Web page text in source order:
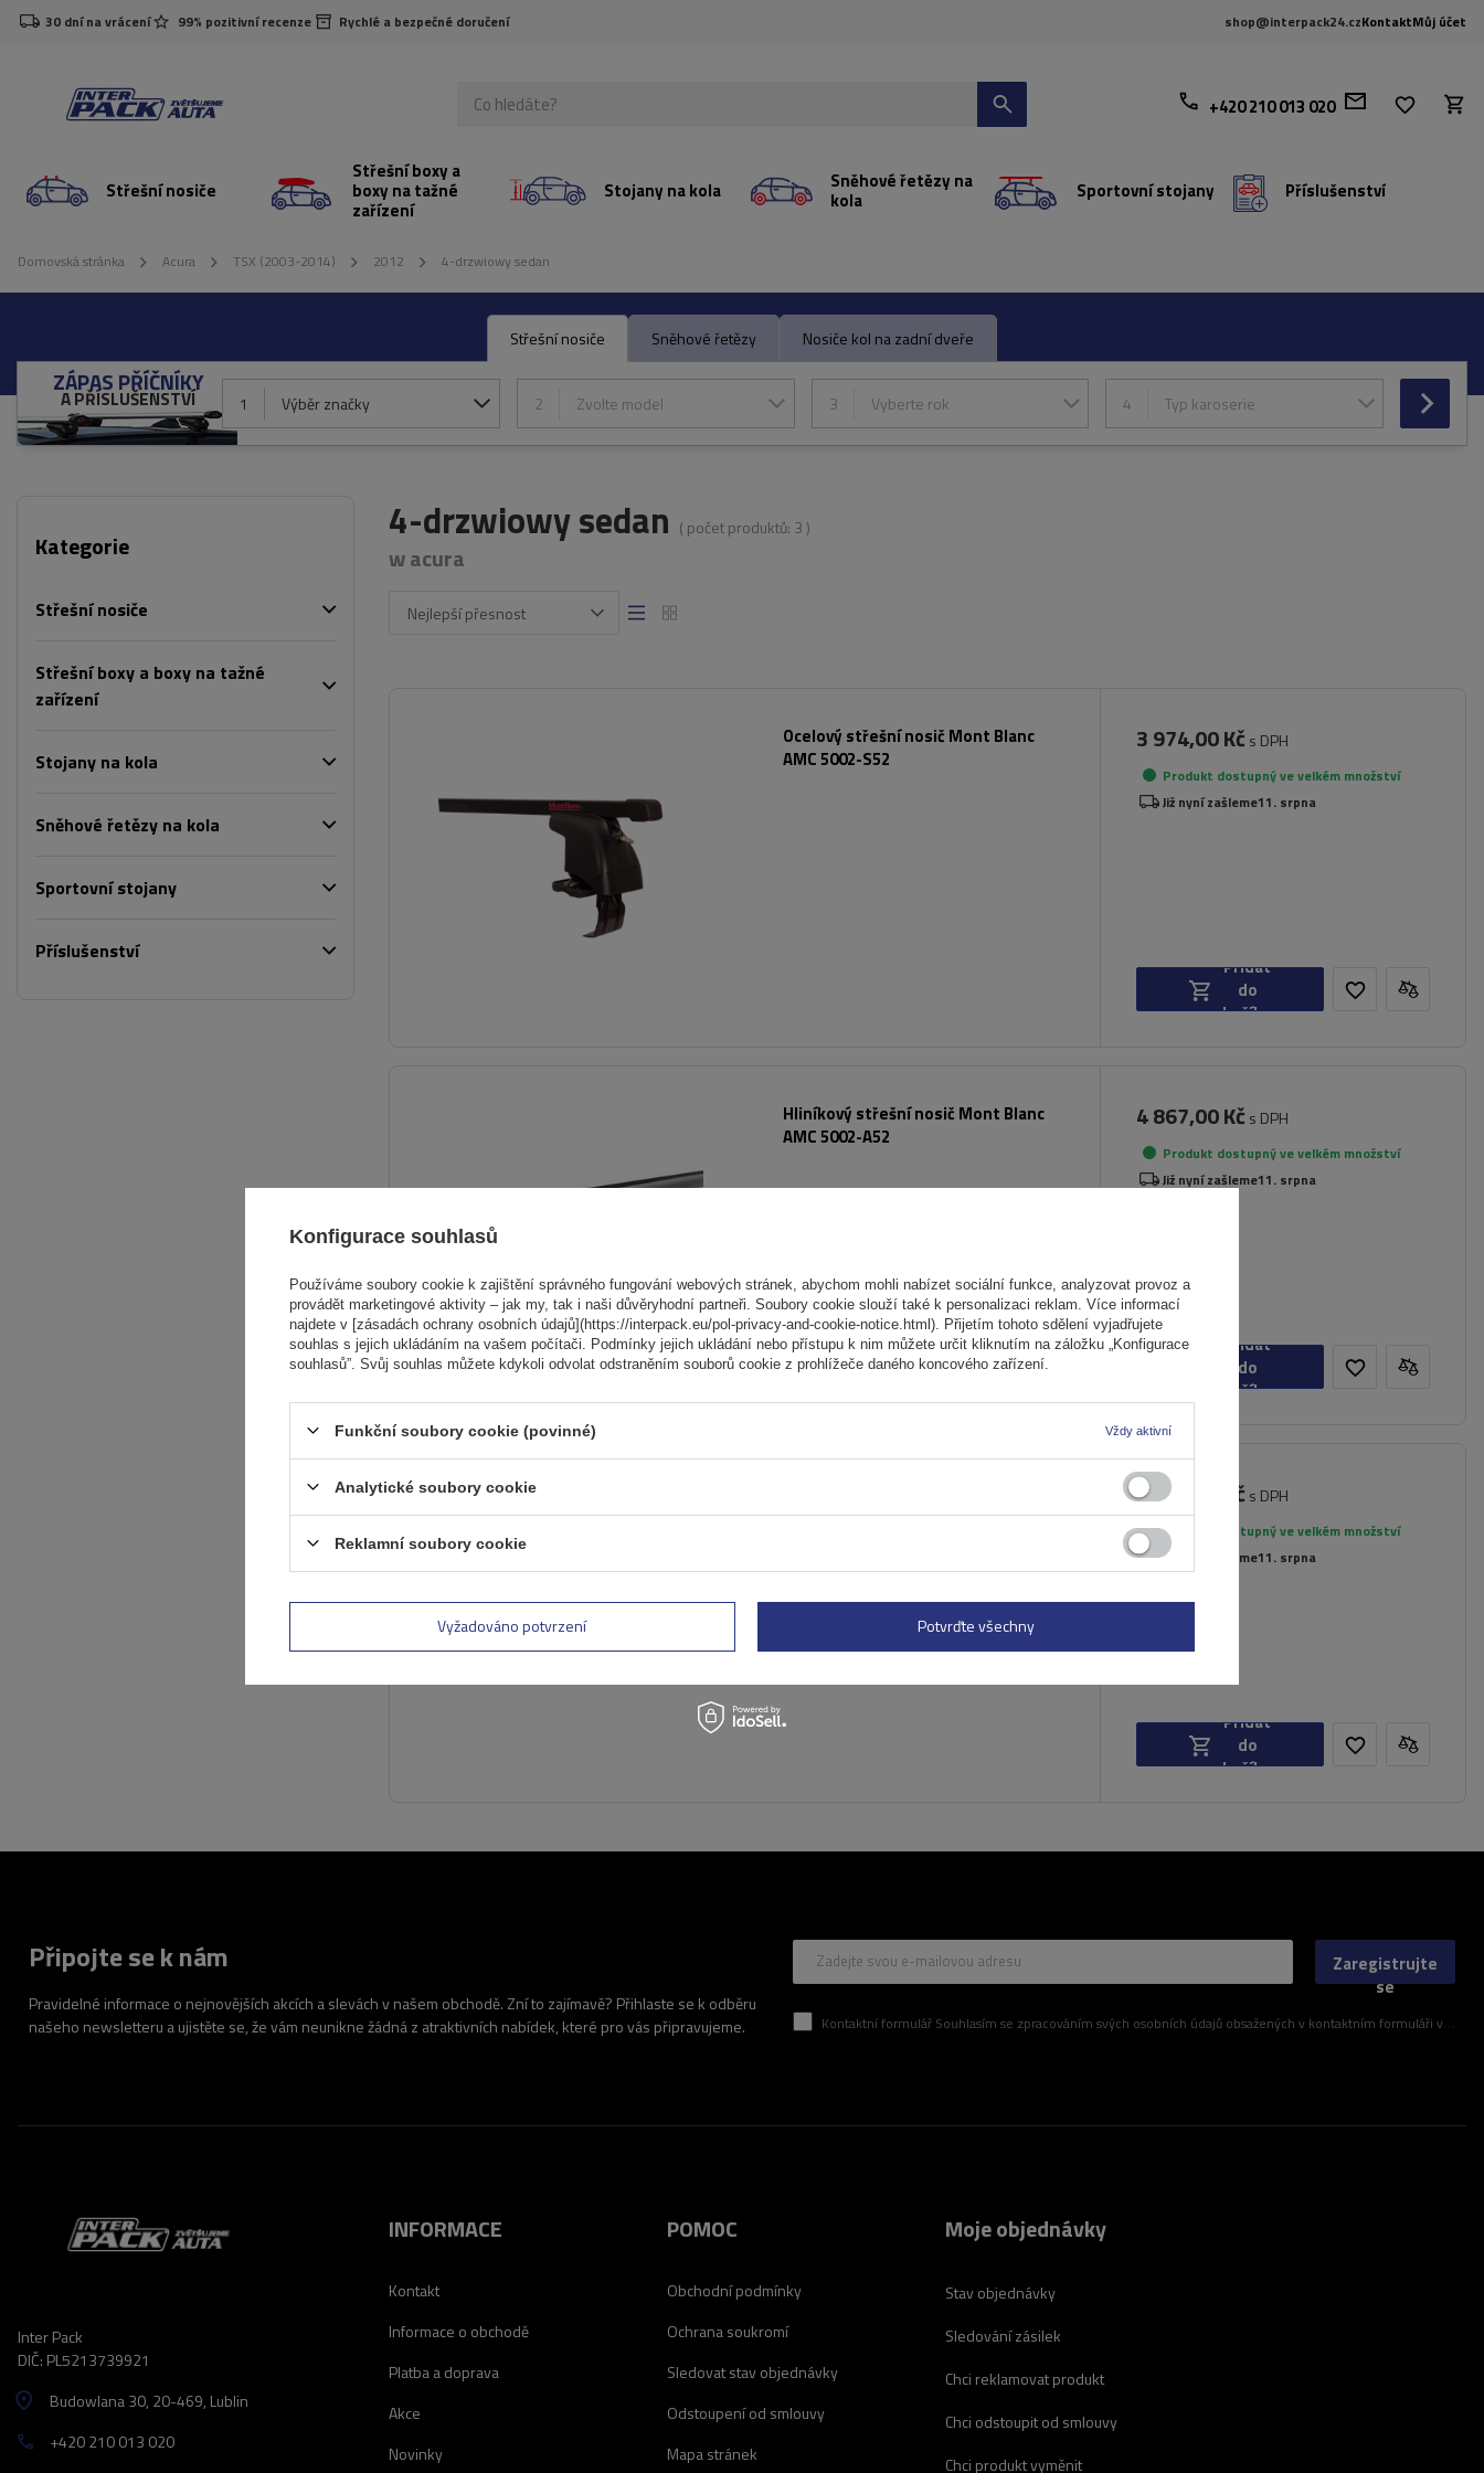
30 dní na vrácení 99% pozitivní recenze Rychlé a bezpečné doručení shop@interpack24.czKontaktMůj účet
+420 210 013 020
Střešní nosiče
Střešní boxy a
boxy na tažné
zařízení
Stojany na kola Sněhové řetězy na
kola Sportovní stojany Příslušenství
Domovská stránka Acura TSX (2003-2014) 2012 4-drzwiowy sedan
Střešní nosiče Sněhové řetězy Nosiče kol na zadní dveře
ZÁPAS PŘÍČNÍKY
A PŘÍSLUŠENSTVÍ 1 Výběr značky 2 Zvolte model 3 Vyberte rok 4 Typ karoserie
Kategorie
Střešní nosiče
Střešní boxy a boxy na tažné
zařízení
Stojany na kola
Sněhové řetězy na kola
Sportovní stojany
Příslušenství
4-drzwiowy sedan ( počet produktů: 3 )
w acura
Nejlepší přesnost
Ocelový střešní nosič Mont Blanc
AMC 5002-S52
3 974,00 Kč s DPH
Produkt dostupný ve velkém množství
Již nyní zašleme11. srpna
Přidat
do
košíku
Hliníkový střešní nosič Mont Blanc
AMC 5002-A52
4 867,00 Kč s DPH
Produkt dostupný ve velkém množství
Již nyní zašleme11. srpna
Přidat
do
košíku
AMC 5002-AE52
5 394,00 Kč s DPH
Produkt dostupný ve velkém množství
Již nyní zašleme11. srpna
Přidat
do
košíku
Připojte se k nám
Pravidelné informace o nejnovějších akcích a slevách v našem obchodě. Zní to zajímavě? Přihlaste se k odběru
našeho newsletteru a ujistěte se, že vám neunikne žádná z atraktivních nabídek, které pro vás připravujeme.
Zadejte svou e-mailovou adresu
Kontaktní formulář Souhlasím se zpracováním svých osobních údajů obsažených v kontaktním formuláři v souladu s nařízením Evropského parlamentu a Rady (EU)
Zaregistrujte
se
Inter Pack
DIČ: PL5213739921
Budowlana 30, 20-469, Lublin
+420 210 013 020
INFORMACE
Kontakt
Informace o obchodě
Platba a doprava
Akce
Novinky
POMOC
Obchodní podmínky
Ochrana soukromí
Sledovat stav objednávky
Odstoupení od smlouvy
Mapa stránek
Moje objednávky
Stav objednávky
Sledování zásilek
Chci reklamovat produkt
Chci odstoupit od smlouvy
Chci produkt vyměnit
Konfigurace souhlasů
Používáme soubory cookie k zajištění správného fungování webových stránek, abychom mohli nabízet sociální funkce, analyzovat provoz a
provádět marketingové aktivity – jak my, tak i naši důvěryhodní partneři. Soubory cookie slouží také k personalizaci reklam. Více informací
najdete v [zásadách ochrany osobních údajů](https://interpack.eu/pol-privacy-and-cookie-notice.html). Přijetím tohoto sdělení vyjadřujete
souhlas s jejich ukládáním na vašem počítači. Podmínky jejich ukládání nebo přístupu k nim můžete určit kliknutím na záložku „Konfigurace
souhlasů”. Svůj souhlas můžete kdykoli odvolat odstraněním souborů cookie z prohlížeče daného koncového zařízení.
Funkční soubory cookie (povinné) Vždy aktivní
Analytické soubory cookie
Reklamní soubory cookie
Vyžadováno potvrzení Potvrďte všechny